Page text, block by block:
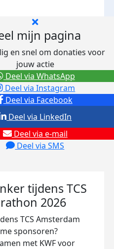
mijn pagina
en snel om donaties voor
jouw actie
Deel via Facebook
Deel via Instagram
Deel via e-mail
Deel via SMS
Deel via LinkedIn
Deel via WhatsApp
tijdens TCS
2026
TCS Amsterdam
sponsoren?
met KWF voor